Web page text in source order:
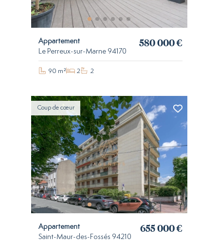
Appartement
Le Perreux-sur-Marne 94170
580 000 €
90 m² 2 2
Coup de cœur
Appartement
Saint-Maur-des-Fossés 94210
655 000 €